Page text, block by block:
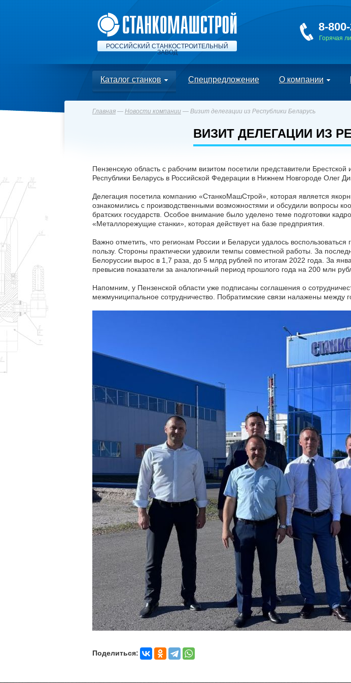
РОССИЙСКИЙ СТАНКОСТРОИТЕЛЬНЫЙ
ЗАВОД
8-
Горячая
Каталог станков Спецпредложение О компании
Главная — Новости компании — Визит делегации из Республики Беларусь
ВИЗИТ ДЕЛЕГАЦИИ ИЗ
Пензенскую область с рабочим визитом посетили представители
Республики Беларусь в Российской Федерации в Нижнем Новгороде Олег
Делегация посетила компанию «СтанкоМашСтрой», которая является
ознакомились с производственными возможностями и обсудили вопросы
братских государств. Особое внимание было уделено теме подготовки
«Металлорежущие станки», которая действует на базе предприятия.
Важно отметить, что регионам России и Беларуси удалось
пользу. Стороны практически удвоили темпы совместной работы. За
Белоруссии вырос в 1,7 раза, до 5 млрд рублей по итогам 2022 года. За
превысив показатели за аналогичный период прошлого года на 200 млн
Напомним, у Пензенской области уже подписаны соглашения о
межмуниципальное сотрудничество. Побратимские связи налажены между
Поделиться: